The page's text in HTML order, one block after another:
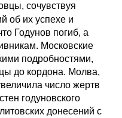
сочувствуя
об их успехе и
Годунов погиб, а
Московские
подробностями,
до кордона. Молва,
число жертв
годуновского
донесений с